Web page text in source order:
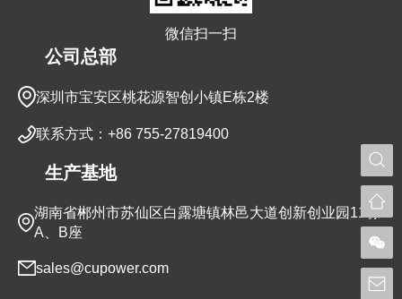
微信扫一扫
公司总部
深圳市宝安区桃花源智创小镇E栋2楼
联系方式：+86 755-27819400
生产基地
湖南省郴州市苏仙区白露塘镇林邑大道创新创业园11栋
A、B座
sales@cupower.com